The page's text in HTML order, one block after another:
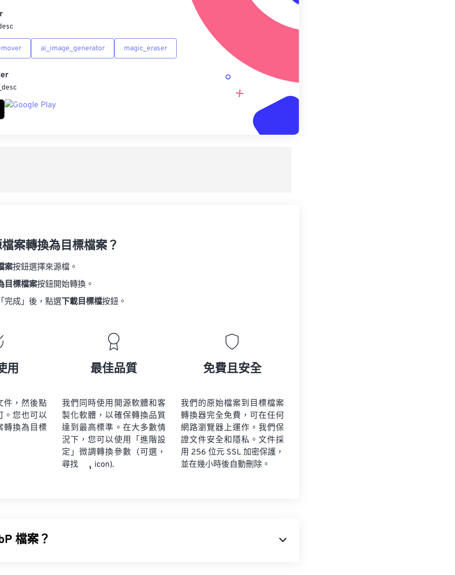
ai_image_generator magic_eraser
案轉換為目標檔案？
案按鈕選擇來源檔。
目標檔案按鈕開始轉換。
完成」後，點選 下載目標檔按鈕。
用
件，然後點
。您也可以
轉換為目標
最佳品質
我們同時使用開源軟體和客
製化軟體，以確保轉換品質
達到最高標準。在大多數情
況下，您可以使用「進階設
定」微調轉換參數（可選，
尋找
icon).
免費且安全
我們的原始檔案到目標檔案
轉換器完全免費，可在任何
網路瀏覽器上運作。我們保
證文件安全和隱私。文件採
用 256 位元 SSL 加密保護，
並在幾小時後自動刪除。
檔案？